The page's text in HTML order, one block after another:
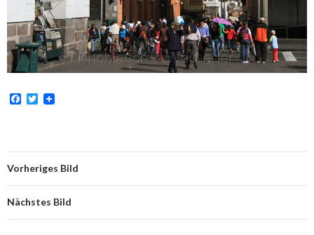
F
o
o
T
e
r
Vorheriges Bild
Nächstes Bild